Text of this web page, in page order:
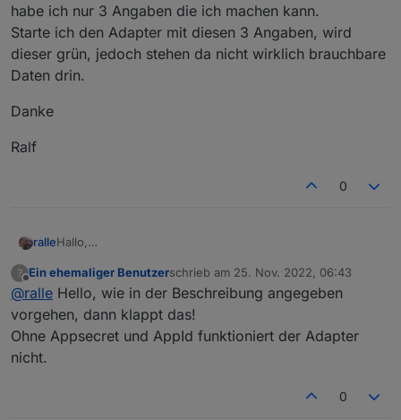
habe ich nur 3 Angaben die ich machen kann.
Starte ich den Adapter mit diesen 3 Angaben, wird
dieser grün, jedoch stehen da nicht wirklich brauchbare
Daten drin.
Danke
Ralf
0
ralleHallo,
bekommen aber was ist der APP Secret ?
Bekomme ich diesen auch von "Solarman", ansonsten
habe ich nur 3 Angaben die ich machen kann.
Starte ich den Adapter mit diesen 3 Angaben, wird dieser
grün, jedoch stehen da nicht wirklich brauchbare Daten
Danke
Ralf
?
Offline
Ein ehemaliger Benutzerschrieb am 25. Nov. 2022, 06:43
zuletzt editiert von
@ralle Hello, wie in der Beschreibung angegeben
vorgehen, dann klappt das!
Ohne Appsecret und AppId funktioniert der Adapter
nicht.
0